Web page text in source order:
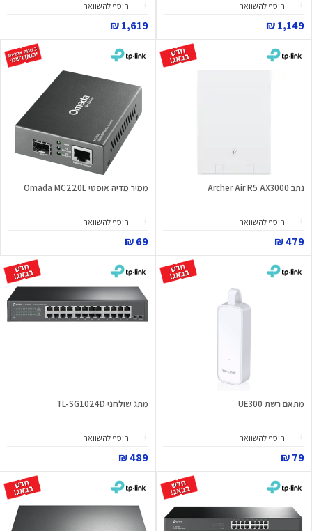
הוסף להשוואה
1,149 ₪
הוסף להשוואה
1,619 ₪
נתב Archer Air R5 AX3000
הוסף להשוואה
479 ₪
ממיר מדיה אופטי Omada MC220L
הוסף להשוואה
69 ₪
מתאם רשת UE300
הוסף להשוואה
79 ₪
מתג שולחני TL-SG1024D
הוסף להשוואה
489 ₪